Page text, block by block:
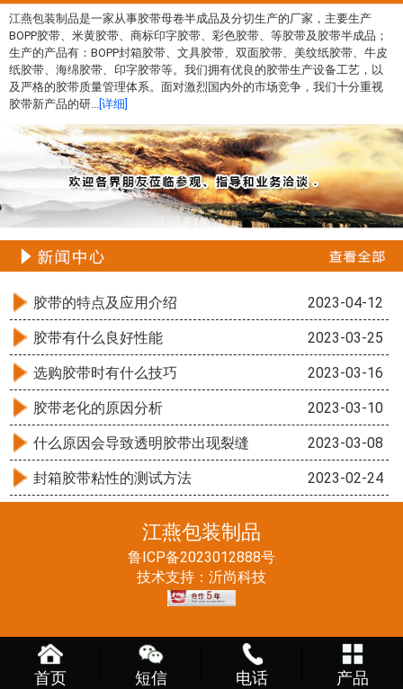
江燕包装制品是一家从事胶带母卷半成品及分切生产的厂家，主要生产
BOPP胶带、米黄胶带、商标印字胶带、彩色胶带、等胶带及胶带半成品；
生产的产品有：BOPP封箱胶带、文具胶带、双面胶带、美纹纸胶带、牛皮
纸胶带、海绵胶带、印字胶带等。我们拥有优良的胶带生产设备工艺，以
及严格的胶带质量管理体系。面对激烈国内外的市场竞争，我们十分重视
胶带新产品的研...[详细]
胶带的特点及应用介绍 2023-04-12
胶带有什么良好性能 2023-03-25
选购胶带时有什么技巧 2023-03-16
胶带老化的原因分析 2023-03-10
什么原因会导致透明胶带出现裂缝 2023-03-08
封箱胶带粘性的测试方法 2023-02-24
江燕包装制品
鲁ICP备2023012888号
技术支持： 沂尚科技
首页 短信 电话 产品